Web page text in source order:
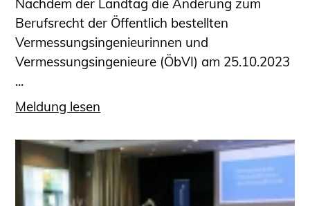
Nachdem der Landtag die Änderung zum
Berufsrecht der Öffentlich bestellten
Vermessungsingenieurinnen und
Vermessungsingenieure (ÖbVI) am 25.10.2023
...
Meldung lesen